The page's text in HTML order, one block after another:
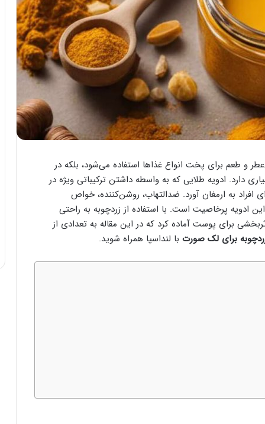
و طعم برای پخت انواع غذاها استفاده می‌شود، بلکه در
دارد. ادویه طلایی که به واسطه داشتن ترکیباتی ویژه در
افراد به ارمغان آورد. ضدالتهاب، روشن‌کننده، خواص
ادویه پرخاصیت است. با استفاده از زردچوبه به راحتی
برای پوست آماده کرد که در این مقاله به تعدادی از
برای لک صورت با لنداسپا همراه شوید.